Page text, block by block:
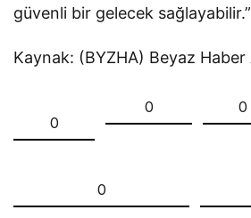
güvenli bir gelecek sağlayabilir.”
Kaynak: (BYZHA) Beyaz Haber
0
0
0
0